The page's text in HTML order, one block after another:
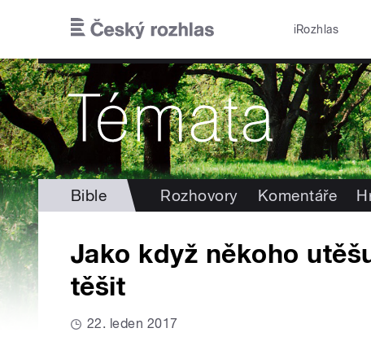
iRozhlas
Bible Rozhovory Komentáře
Jako když někoho
těšit
22. leden 2017